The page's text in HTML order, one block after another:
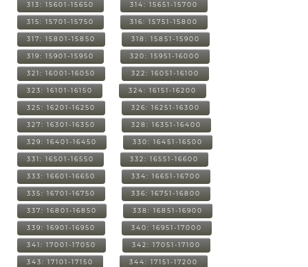
313: 15601-15650 314: 15651-15700
315: 15701-15750 316: 15751-15800
317: 15801-15850 318: 15851-15900
319: 15901-15950 320: 15951-16000
321: 16001-16050 322: 16051-16100
323: 16101-16150 324: 16151-16200
325: 16201-16250 326: 16251-16300
327: 16301-16350 328: 16351-16400
329: 16401-16450 330: 16451-16500
331: 16501-16550 332: 16551-16600
333: 16601-16650 334: 16651-16700
335: 16701-16750 336: 16751-16800
337: 16801-16850 338: 16851-16900
339: 16901-16950 340: 16951-17000
341: 17001-17050 342: 17051-17100
343: 17101-17150 344: 17151-17200